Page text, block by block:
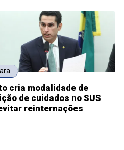
cria modalidade de
de cuidados no SUS
reinternações